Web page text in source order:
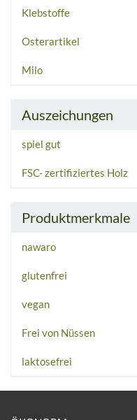
Klebstoffe
Osterartikel
Milo
Auszeichungen
spiel gut
FSC- zertifiziertes Holz
Produktmerkmale
nawaro
glutenfrei
vegan
Frei von Nüssen
laktosefrei